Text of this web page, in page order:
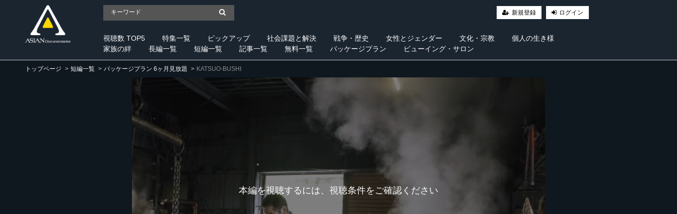
新規登録 ログイン
視聴数 TOP5 特集一覧 ピックアップ 社会課題と解決 戦争・歴史 女性とジェンダー 文化・宗教
個人の生き様
家族の絆
長編一覧 短編一覧 記事一覧 無料一覧 パッケージプラン ビューイング・サロン
トップページ 短編一覧 パッケージプラン 6ヶ月見放題 KATSUO-BUSHI
本編を視聴するには、視聴条件をご確認ください